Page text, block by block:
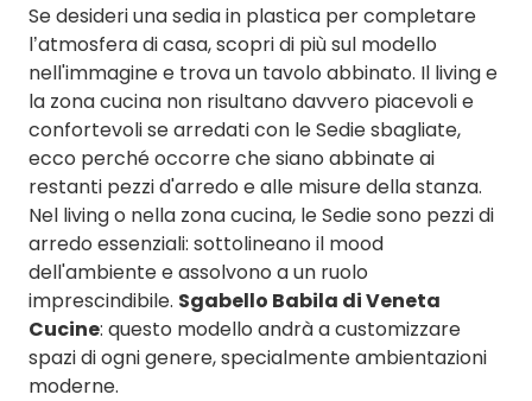
Se desideri una sedia in plastica per completare
l’atmosfera di casa, scopri di più sul modello
nell'immagine e trova un tavolo abbinato. Il living e
la zona cucina non risultano davvero piacevoli e
confortevoli se arredati con le Sedie sbagliate,
ecco perché occorre che siano abbinate ai
restanti pezzi d'arredo e alle misure della stanza.
Nel living o nella zona cucina, le Sedie sono pezzi di
arredo essenziali: sottolineano il mood
dell'ambiente e assolvono a un ruolo
imprescindibile. Sgabello Babila di Veneta
Cucine: questo modello andrà a customizzare
spazi di ogni genere, specialmente ambientazioni
moderne.